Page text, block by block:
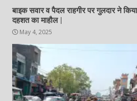
बाइक सवार व पैदल राहगीर पर गुलदार ने
दहशत का माहौल |
May 4, 2025